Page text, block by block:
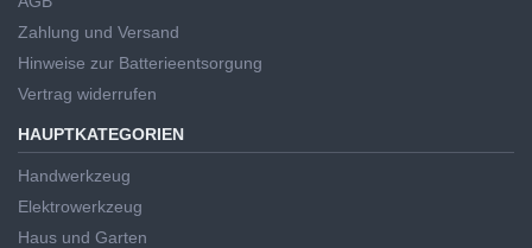
Zahlung und Versand
Hinweise zur Batterieentsorgung
Vertrag widerrufen
HAUPTKATEGORIEN
Handwerkzeug
Elektrowerkzeug
Haus und Garten